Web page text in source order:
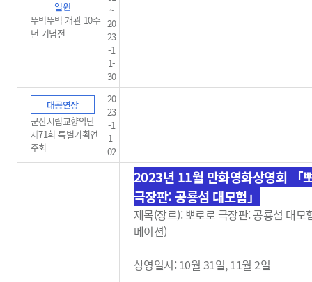
일원
뚜벅뚜벅 개관 10주
년 기념전
~
20
23
-1
1-
30
대공연장
군산시립교향악단
제71회 특별기획연
주회
20
23
-1
1-
02
2023년 11월 만화영화상영회
「
극장판: 공룡섬 대모험」
제목(장르): 뽀로로 극장판: 공룡섬 대모
메이션)
상영일시: 10월 31일, 11월 2일